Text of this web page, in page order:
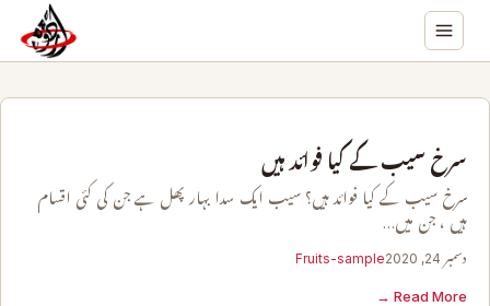
سرخ سیب کے کیا فوائد ہیں
سرخ سیب کے کیا فوائد ہیں؟ سیب ایک سدا بہار پھل ہے جن کی کئی اقسام
ہیں ، جن میں…
دسمبر 24, 2020 Fruits-sample
Read More →